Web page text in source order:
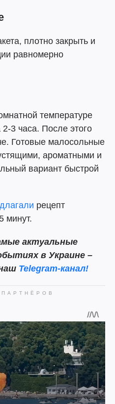
плотно закрыть и
равномерно
температуре
3 часа. После этого
Готовые малосольные
ароматными и
вариант быстрой
рецепт
минут.
актуальные
в Украине –
Telegram-канал!